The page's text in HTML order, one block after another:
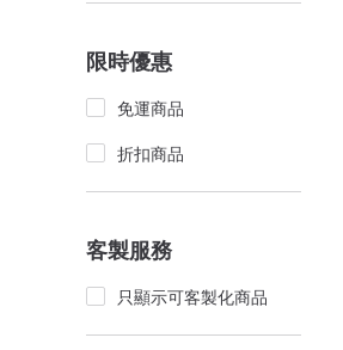
限時優惠
免運商品
折扣商品
客製服務
只顯示可客製化商品